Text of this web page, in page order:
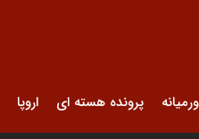
پرونده هسته ای اروپا